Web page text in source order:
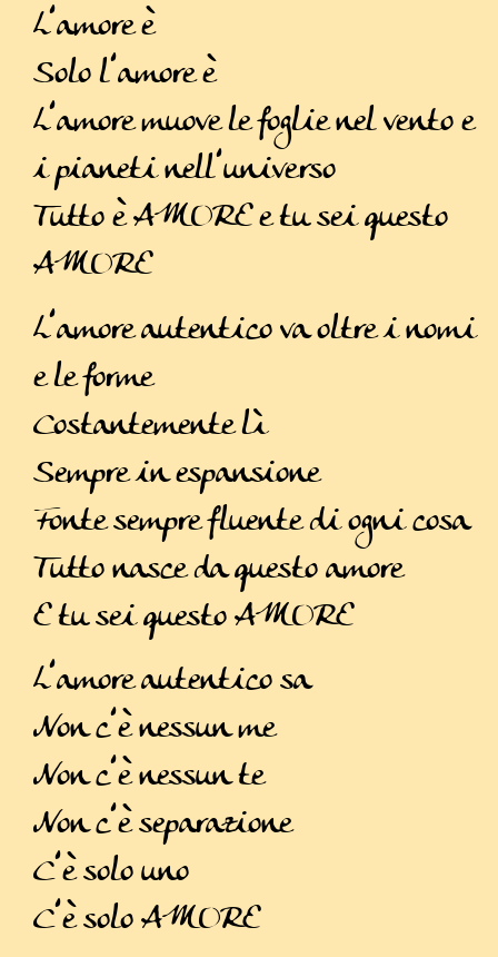
L’amore è
Solo l’amore è
L’amore muove le foglie nel vento e
i pianeti nell’universo
Tutto è AMORE e tu sei questo
AMORE
L’amore autentico va oltre i nomi
e le forme
Costantemente lì
Sempre in espansione
Fonte sempre fluente di ogni cosa
Tutto nasce da questo amore
E tu sei questo AMORE
L’amore autentico sa
Non c’è nessun me
Non c’è nessun te
Non c’è separazione
C’è solo uno
C’è solo AMORE